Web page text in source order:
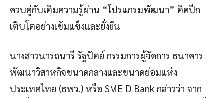
ควบคู่กับเติมความรู้ผ่าน “โปรแกรมพัฒนา” ติดปีก
เติบโตอย่างเข้มแข็งและยั่งยืน
นางสาวนารถนารี รัฐปัตย์ กรรมการผู้จัดการ ธนาคาร
พัฒนาวิสาหกิจขนาดกลางและขนาดย่อมแห่ง
ประเทศไทย (ธพว.) หรือ SME D Bank กล่าวว่า จาก